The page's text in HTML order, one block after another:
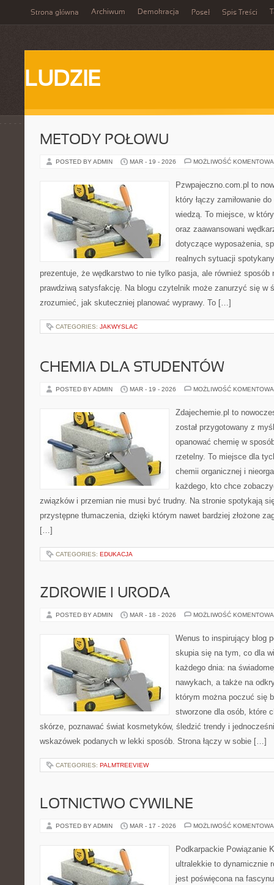
Strona główna Archiwum Demokracja Poseł Spis Treści
LUDZIE
METODY POŁOWU
POSTED BY ADMIN MAR - 19 - 2026 MOŻLIWOŚĆ
Pzwpajeczno.com.pl to
który łączy zamiłowanie
wiedzą. To miejsce, w
oraz zaawansowani
dotyczące wyposażenia,
realnych sytuacji
prezentuje, że wędkarstwo to nie tylko pasja, ale również sposób
prawdziwą satysfakcję. Na blogu czytelnik może zanurzyć się w
zrozumieć, jak skuteczniej planować wyprawy. To […]
CATEGORIES: JAKWYSLAC
CHEMIA DLA STUDENTÓW
POSTED BY ADMIN MAR - 19 - 2026 MOŻLIWOŚĆ
Zdajechemie.pl to
został przygotowany z
opanować chemię w
rzetelny. To miejsce dla
chemii organicznej i
każdego, kto chce
związków i przemian nie musi być trudny. Na stronie spotykają
przystępne tłumaczenia, dzięki którym nawet bardziej złożone
[…]
CATEGORIES: EDUKACJA
ZDROWIE I URODA
POSTED BY ADMIN MAR - 18 - 2026 MOŻLIWOŚĆ
Wenus to inspirujący blog
skupia się na tym, co dla
każdego dnia: na
nawykach, a także na
którym można poczuć się
stworzone dla osób, które
skórze, poznawać świat kosmetyków, śledzić trendy i
wskazówek podanych w lekki sposób. Strona łączy w sobie […]
CATEGORIES: PALMTREEVIEW
LOTNICTWO CYWILNE
POSTED BY ADMIN MAR - 17 - 2026 MOŻLIWOŚĆ
Podkarpackie Powiązanie
ultralekkie to dynamicznie
jest poświęcona na